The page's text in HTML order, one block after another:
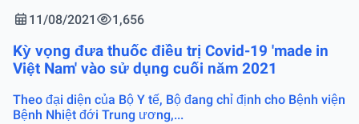
11/08/2021
1,656
Kỳ vọng đưa thuốc điều trị Covid-19 'made in
Việt Nam' vào sử dụng cuối năm 2021
Theo đại diện của Bộ Y tế, Bộ đang chỉ định cho Bệnh viện
Bệnh Nhiệt đới Trung ương,...